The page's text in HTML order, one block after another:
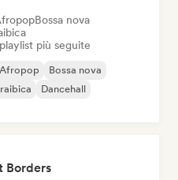
Bossa nova
più seguite
Bossa nova
Dancehall
Borders